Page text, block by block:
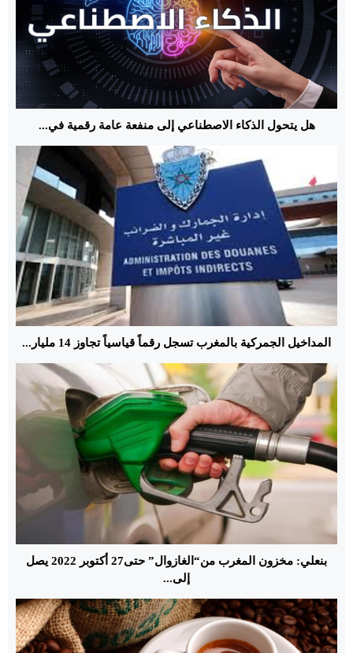
هل يتحول الذكاء الاصطناعي إلى منفعة عامة رقمية في...
المداخيل الجمركية بالمغرب تسجل رقماً قياسياً تجاوز 14 مليار...
بنعلي: مخزون المغرب من“الغازوال” حتى27 أكتوبر 2022 يصل
إلى...